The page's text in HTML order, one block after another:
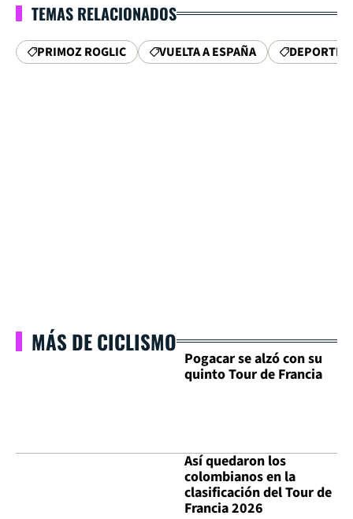
TEMAS RELACIONADOS
PRIMOZ ROGLIC VUELTA A ESPAÑA
MÁS DE CICLISMO
Pogacar se alzó con su
quinto Tour de Francia
Así quedaron los
colombianos en la
clasificación del Tour de
Francia 2026